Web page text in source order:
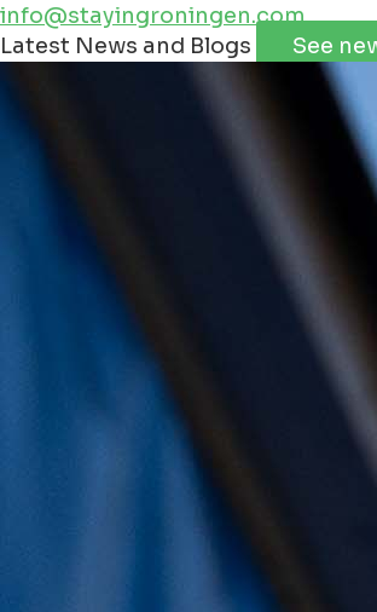
info@stayingroningen.com
+
Leaflet | ©Jawg
Latest News and Blogs See